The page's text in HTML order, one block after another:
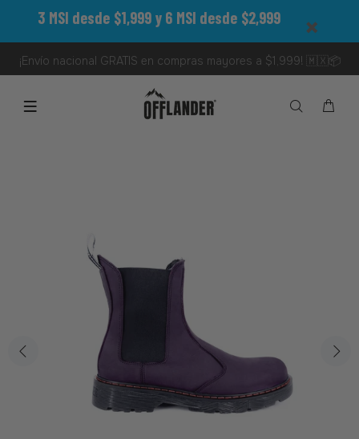
3 MSI desde $1,999 y 6 MSI desde $2,999
¡Envío nacional GRATIS en compras mayores a $1,999! 🇲🇽📦